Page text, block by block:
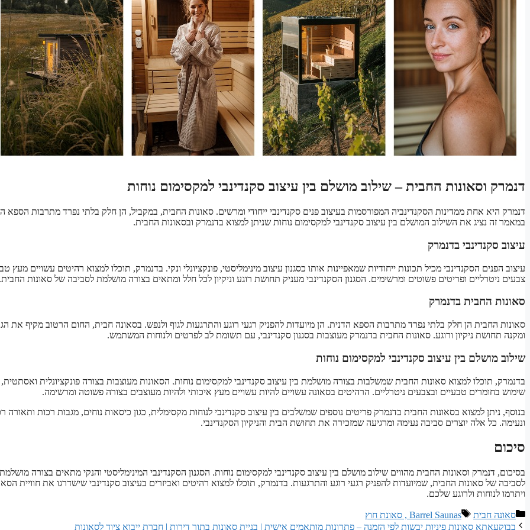
דנמרק וסאונות החבית – שילוב מושלם בין עיצוב סקנדינבי למקסימום נוחות
דנמרק היא אחת ממדינות הסקנדינביה המפורסמות בעיצוב פנים סקנדינבי ייחודי ומרשים. סאונות החבית, במקביל, הן חלק בלתי נפרד מתרבות הספא
במאמר זה נציג את השילוב המושלם בין עיצוב סקנדינבי למקסימום נוחות שניתן למצוא בדנמרק ובסאונות החבית.
עיצוב סקנדינבי בדנמרק
עיצוב הפנים הסקנדינבי מכיל תכונות ייחודיות שמאפיינות אותו כסגנון עיצוב מינימליסטי, פונקציונלי ונקי. בדנמרק, תוכלו למצוא רהיטים עשויים מעץ
צבעים ניטרליים ופריטים פשוטים ומרשימים. הסגנון הסקנדינבי מעניק תחושת רוגע וניקיון לכל חלל ומתאים בצורה מושלמת לסביבה של סאונות
סאונות החבית בדנמרק
סאונות החבית הן חלק בלתי נפרד מתרבות הספא הדנית. הן מיועדות להפניק רגעי רוגע והתרגעות לגוף ולנפש. בסאונה חבית, החום הרטוב מקיף את
ומקנה תחושת ניקיון ורוגע. סאונות החבית בדנמרק מעוצבות בסגנון סקנדינבי, עם תשומת לב לפרטים ולנוחות המשתמש.
שילוב מושלם בין עיצוב סקנדינבי למקסימום נוחות
בדנמרק, תוכלו למצוא סאונות החבית שמשלבות בצורה מושלמת בין עיצוב סקנדינבי למקסימום נוחות. הסאונות מעוצבות בצורה פונקציונלית
שימוש בחומרים טבעיים ובצבעים ניטרליים. הרהיטים בסאונה עשויים להיות עשויים מעץ איכותי ולהיות מעוצבים בצורה פשוטה ומרשימה.
בנוסף, ניתן למצוא בסאונות החבית בדנמרק פריטים נוספים שמשלבים בין עיצוב סקנדינבי לנוחות מקסימלית, כגון כיסאות נוחים, מגבות רכות ותאורה
ונעימה. כל אלה יוצרים סביבה נעימה ומרגיעה שמזכירה את תחושת הבית והניקיון הסקנדינבי.
סיכום
בסיכום, דנמרק וסאונות החבית מהווים שילוב מושלם בין עיצוב סקנדינבי למקסימום נוחות. הסגנון הסקנדינבי המינימליסטי והנקי מתאים בצורה מושלמת
לסביבה של סאונות החבית, שמיועדות להפניק רגעי רוגע והתרגעות. בדנמרק, תוכלו למצוא רהיטים ואביזרים בעיצוב סקנדינבי שישדרגו את חוויית
ויתרמו לנוחות ולרוגע שלכם.
קטגוריות
סאונה חבית תגיות
Barrel Saunas , סאונת חוץ
בבוקעאתא סאונות פיניות יבשות לפי הזמנה – פתרונות מותאמים אישית | בניית סאונות בתוך דירות | חברת ייבוא ציוד לסאונות